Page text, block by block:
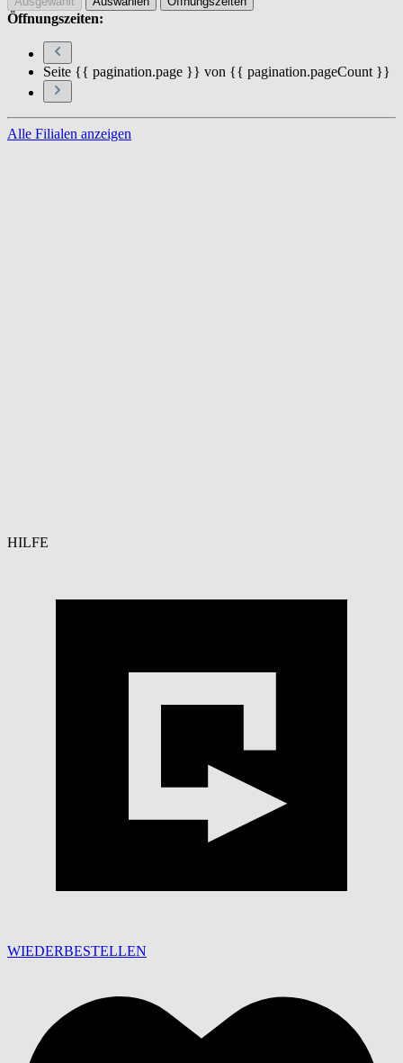
Öffnungszeiten:
Seite {{ pagination.page }} von {{ pagination.pageCount }}
Alle Filialen anzeigen
HILFE
WIEDERBESTELLEN